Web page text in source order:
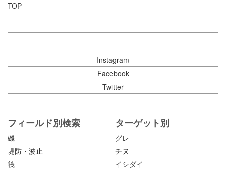
TOP
Instagram
Facebook
Twitter
フィールド別検索
磯
堤防・波止
筏
ターゲット別
グレ
チヌ
イシダイ